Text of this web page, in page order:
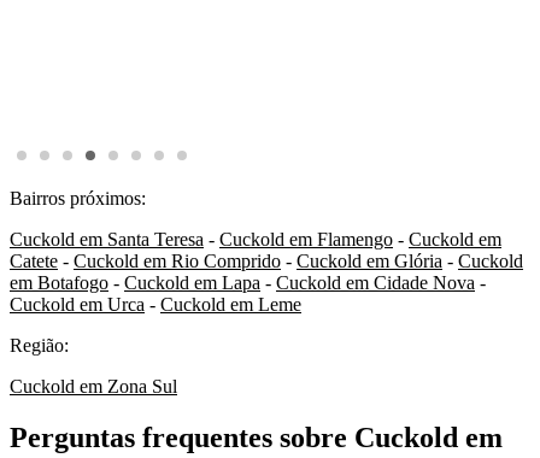
Bairros próximos:
Cuckold em Santa Teresa - Cuckold em Flamengo - Cuckold em
Catete - Cuckold em Rio Comprido - Cuckold em Glória - Cuckold
em Botafogo - Cuckold em Lapa - Cuckold em Cidade Nova -
Cuckold em Urca - Cuckold em Leme
Região:
Cuckold em Zona Sul
Perguntas frequentes sobre Cuckold em